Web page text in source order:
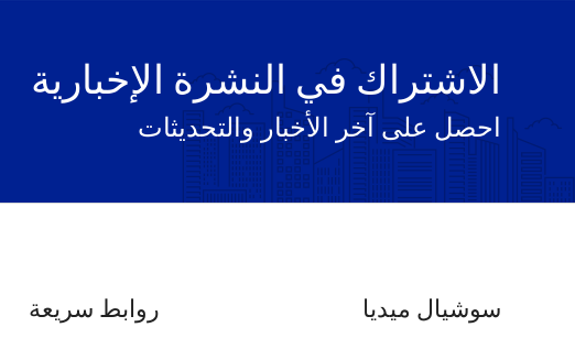
الاشتراك في النشرة الإخبارية
احصل على آخر الأخبار والتحديثات
سوشيال ميديا روابط سريعة